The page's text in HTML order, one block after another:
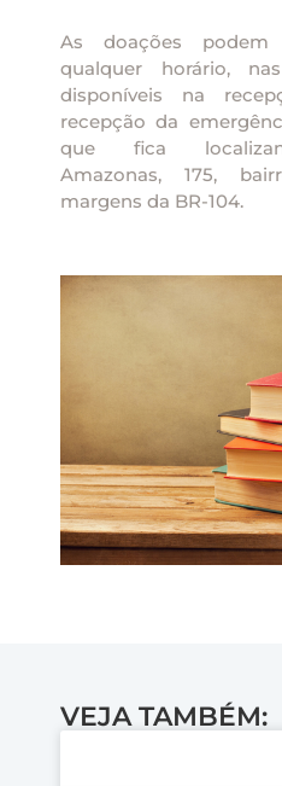
As doações
qualquer horário,
disponíveis na
recepção da
que fica
Amazonas, 175,
margens da BR-104.
VEJA TAMBÉM: